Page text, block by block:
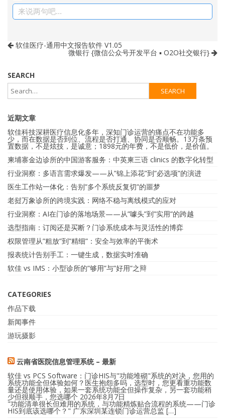
来说两句吧...
软佳医疗-通用中文报告软件 V1.05
微银行 {微信公众号开发平台 ▪ O2O社交银行}
SEARCH
近期文章
软佳科技深耕医疗信息化多年，深知门诊运营的痛点不在功能多
少，而在数据是否到位、流程是否打通、协同是否顺畅。13万条预
置数据，不是炫技，是诚意；1898元的年费，不是低价，是价值。
柬埔寨金边诊所的中国游客服务：中英柬三语 clinics 的数字化转型
行业洞察：多语言需求爆发——从”锦上添花”到”必选项”的演进
医生工作站一体化：告别”多个系统反复切”的噩梦
老挝万象诊所的跨境实践：网络不稳与离线模式的应对
行业洞察：AI在门诊的落地场景——从”噱头”到”实用”的跨越
选型指南：订阅还是买断？门诊系统成本与灵活性的博弈
权限管理从”粗放”到”精细”：安全与效率的平衡术
报表统计告别手工：一键生成，数据实时准确
软佳 vs IMS：小型诊所的”够用”与”好用”之辩
CATEGORIES
作品下载
新闻事件
游玩摄影
云南省医院信息管理系统 – 最新
软佳 vs PCS Software：门诊HIS与"功能堆砌"系统的对决，您用的
系统功能全但体验如何？医生抱怨多吗，选型时，您更看重功能数
量还是使用体验，如果一套系统功能全但操作复杂，另一套功能稍
少但很顺手，您选哪个 2026年8月7日
"功能清单很长但难用的系统，与功能精炼贴合流程的系统——门诊
HIS到底该选哪个？" 广东深圳某连锁门诊运营总监 […]